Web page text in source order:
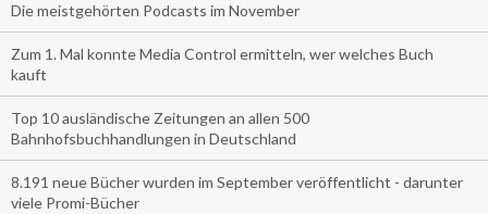
Die meistgehörten Podcasts im November
Zum 1. Mal konnte Media Control ermitteln, wer welches Buch
kauft
Top 10 ausländische Zeitungen an allen 500
Bahnhofsbuchhandlungen in Deutschland
8.191 neue Bücher wurden im September veröffentlicht - darunter
viele Promi-Bücher